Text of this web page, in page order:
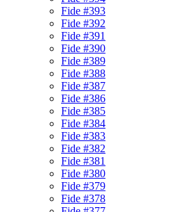
Fide #393
Fide #392
Fide #391
Fide #390
Fide #389
Fide #388
Fide #387
Fide #386
Fide #385
Fide #384
Fide #383
Fide #382
Fide #381
Fide #380
Fide #379
Fide #378